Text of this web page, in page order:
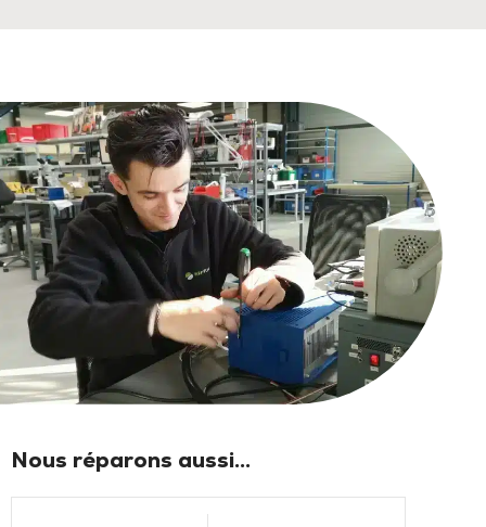
Nous réparons aussi...